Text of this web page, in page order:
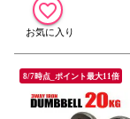
8/7時点_ポイント最大11倍